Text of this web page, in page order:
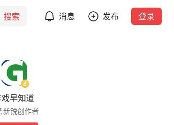
搜索 消息 发布 登录
早知道
新锐创作者